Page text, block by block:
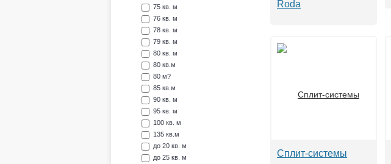
75 кв. м
76 кв. м
78 кв. м
79 кв. м
80 кв. м
80 кв.м
80 м?
85 кв.м
90 кв. м
95 кв. м
100 кв. м
135 кв.м
до 20 кв. м
до 25 кв. м
Roda
Сплит-системы